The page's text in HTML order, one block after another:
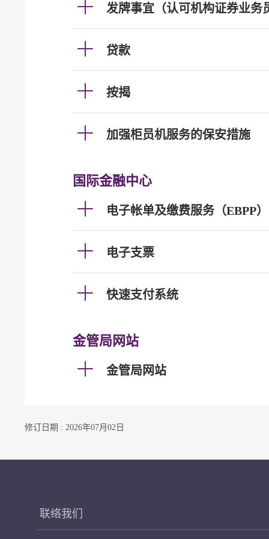
发牌事宜（认可机构证券业务
贷款
按揭
加强柜员机服务的保安措施
国际金融中心
电子帐单及缴费服务（EBPP）
电子支票
快速支付系统
金管局网站
金管局网站
修订日期 : 2026年07月02日
联络我们